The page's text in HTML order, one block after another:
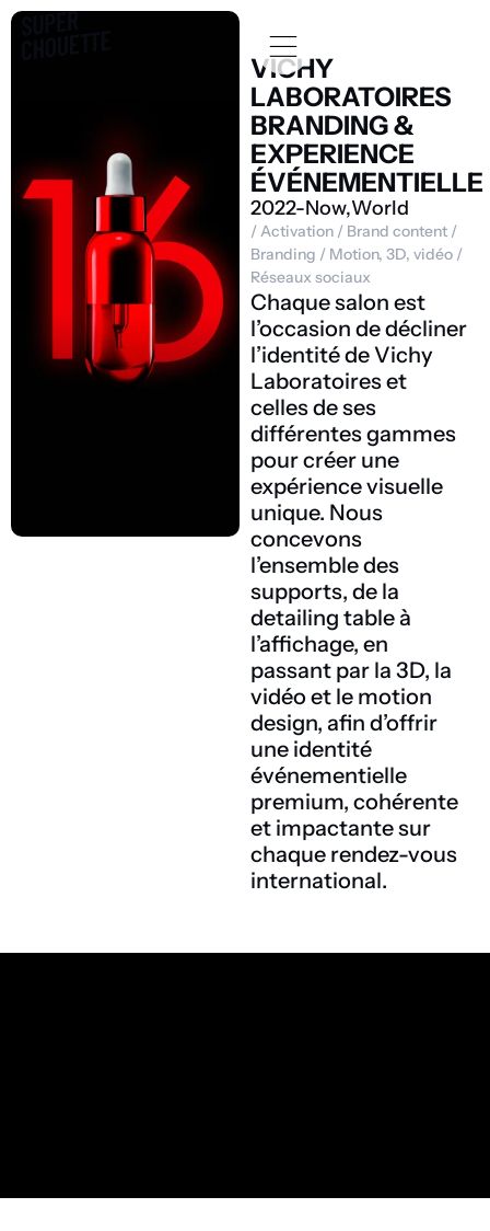
VICHY
LABORATOIRES
BRANDING &
EXPERIENCE
ÉVÉNEMENTIELLE
2022-Now,World
/Activation/ Brand content/
Branding / Motion, 3D, vidéo/
Réseaux sociaux
Chaque salon est
l’occasion de décliner
l’identité de Vichy
Laboratoires et
celles de ses
différentes gammes
pour créer une
expérience visuelle
unique. Nous
concevons
l’ensemble des
supports, de la
detailing table à
l’affichage, en
passant par la 3D, la
vidéo et le motion
design, afin d’offrir
une identité
événementielle
premium, cohérente
et impactante sur
chaque rendez-vous
international.